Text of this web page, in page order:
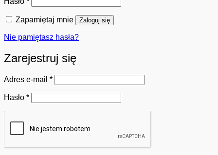
Zapamiętaj mnie Zaloguj się
Nie pamiętasz hasła?
Zarejestruj się
Adres e-mail *Wymagane
Hasło *Wymagane